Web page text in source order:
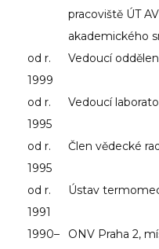
pracoviště ÚT
akademického
od r.
1999
Vedoucí
od r.
1995
Vedoucí
od r.
1995
Člen vědecké
od r.
1991
Ústav
1990–
ONV Praha 2,